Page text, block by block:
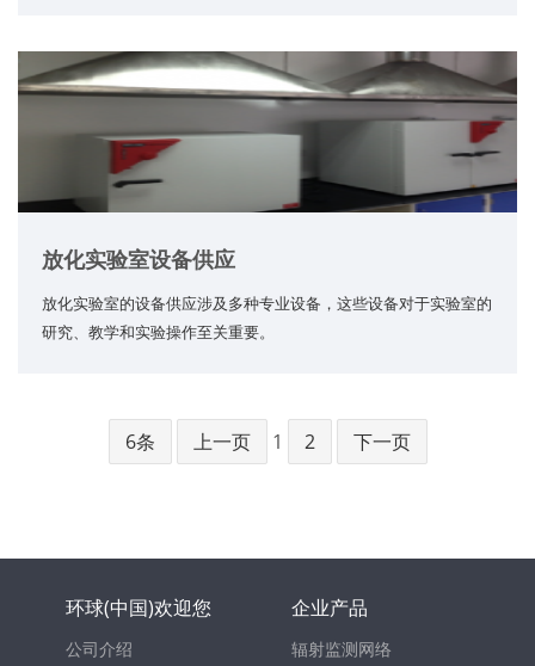
放化实验室设备供应
放化实验室的设备供应涉及多种专业设备，这些设备对于实验室的
研究、教学和实验操作至关重要。
6条 上一页 1 2 下一页
环球(中国)欢迎您
公司介绍
企业产品
辐射监测网络